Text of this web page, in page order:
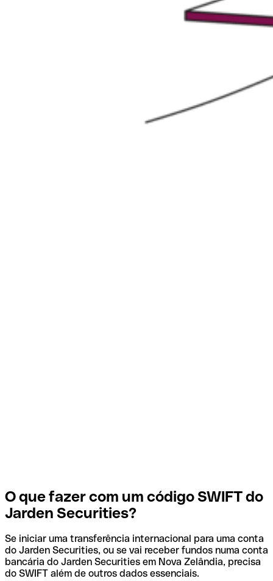
O que fazer com um código SWIFT do
Jarden Securities?
Se iniciar uma transferência internacional para uma conta
do Jarden Securities, ou se vai receber fundos numa conta
bancária do Jarden Securities em Nova Zelândia, precisa
do SWIFT além de outros dados essenciais.